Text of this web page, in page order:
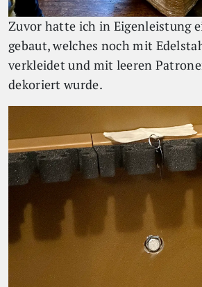
Zuvor hatte ich in Eigenleistung
gebaut, welches noch mit
verkleidet und mit leeren
dekoriert wurde.